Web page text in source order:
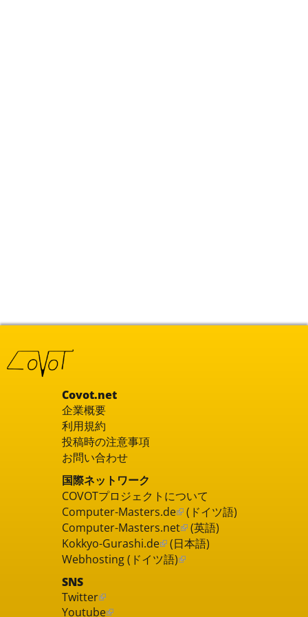
Covot.net
企業概要
利用規約
投稿時の注意事項
お問い合わせ
国際ネットワーク
COVOTプロジェクトについて
Computer-Masters.de (ドイツ語)
Computer-Masters.net (英語)
Kokkyo-Gurashi.de (日本語)
Webhosting (ドイツ語)
SNS
Twitter
Youtube